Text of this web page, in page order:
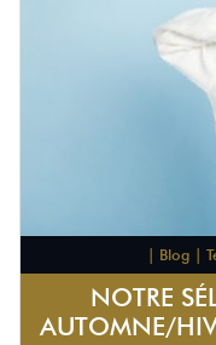
| Blog |
NOTRE
AUTOMNE/